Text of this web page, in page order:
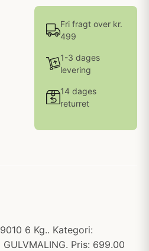
Fri fragt over kr.
499
1-3 dages
levering
14 dages
returret
6 Kg.. Kategori:
Pris: 699.00